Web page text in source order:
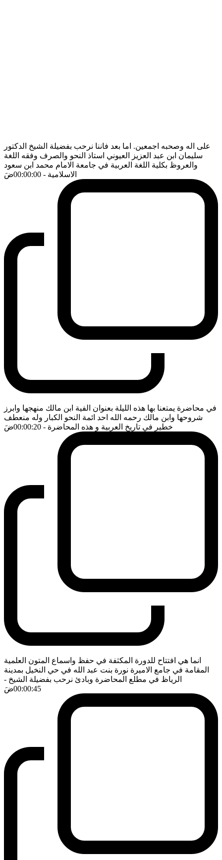
على اله وصحبه اجمعين. اما بعد فاننا نرحب بفضيلة الشيخ الدكتور
سليمان ابن عبد العزيز العيوني استاذ النحو والصرف وفقه اللغة
والعروظ بكلية اللغة العربية في جامعة الامام محمد ابن سعود
الاسلامية - 00:00:00 ضَ
في محاضرة يمتعنا بها هذه الليلة بعنوان الفية ابن مالك منهجها وابرز
شروحها وابن مالك رحمه الله احد ائمة النحو الكبار وله منعطف
خطير في تاريخ العربية و هذه المحاضرة - 00:00:20 ضَ
انما هي افتتاح للدورة المكثفة في حفظ واسماع المتون العلمية
المقامة في جامع الاميرة نورة بنت عبد الله في حي النخيل بمدينة
الرياظ في مطلع المحاضرة وبادئ نرحب بفضيلة الشيخ -
00:00:45ضَ